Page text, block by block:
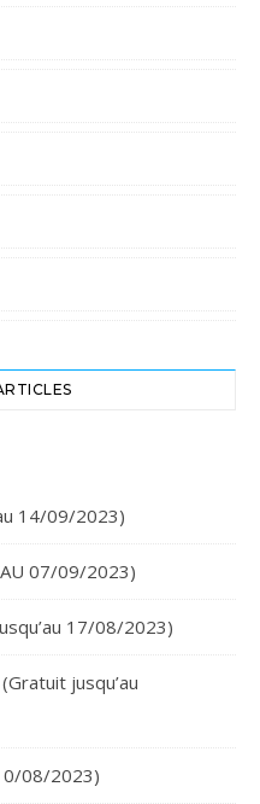
14/09/2023)
07/09/2023)
17/08/2023)
jusqu’au
08/2023)